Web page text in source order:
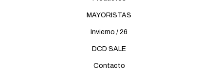
MAYORISTAS
Invierno / 26
DCD SALE
Contacto